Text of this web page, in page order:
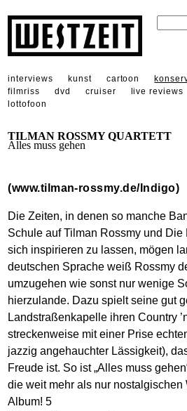
interviews kunst cartoon
filmriss
dvd cruiser live reviews
lottofoon
TILMAN ROSSMY QUARTETT
Alles muss gehen
(www.tilman-rossmy.de/Indigo)
Die Zeiten, in denen so manche
Schule auf Tilman Rossmy und
sich inspirieren zu lassen, mögen
deutschen Sprache weiß Rossmy
umzugehen wie sonst nur wenige
hierzulande. Dazu spielt seine gut
Landstraßenkapelle ihren Country
streckenweise mit einer Prise
jazzig angehauchter Lässigkeit),
Freude ist. So ist „Alles muss
die weit mehr als nur nostalgischen
Album! 5